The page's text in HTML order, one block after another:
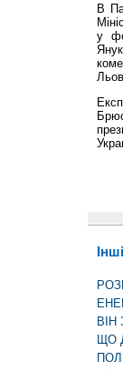
В
у
ВІН
ЩО